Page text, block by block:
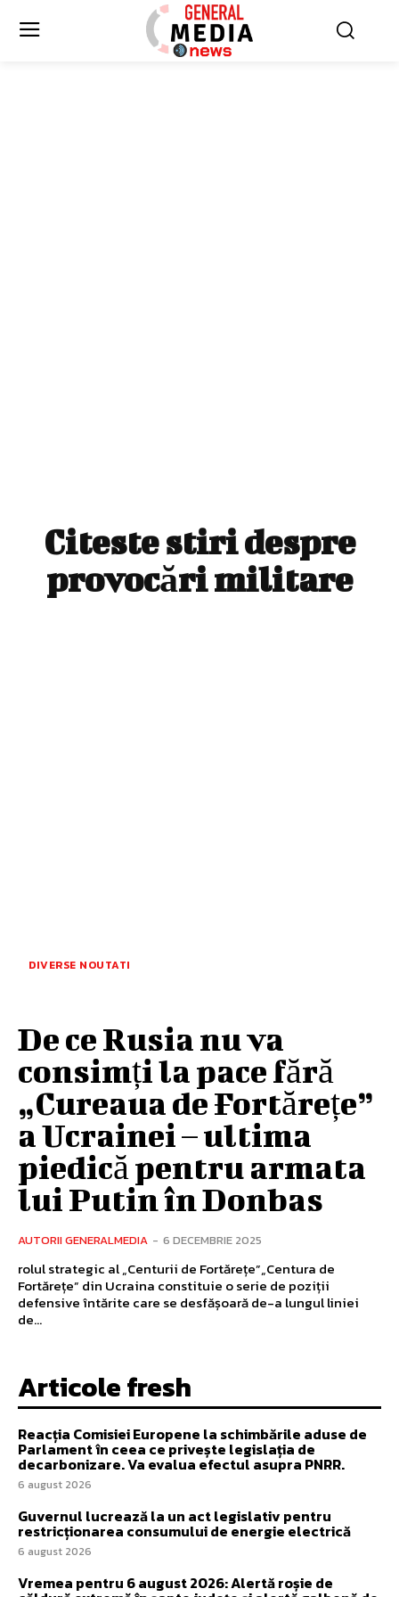
Citeste stiri despre
provocări militare
DIVERSE NOUTATI
De ce Rusia nu va
consimți la pace fără
„Cureaua de Fortărețe”
a Ucrainei – ultima
piedică pentru armata
lui Putin în Donbas
AUTORII GENERALMEDIA - 6 DECEMBRIE 2025
rolul strategic al „Centurii de Fortărețe”„Centura de
Fortărețe” din Ucraina constituie o serie de poziții
defensive întărite care se desfășoară de-a lungul liniei
de...
Articole fresh
Reacția Comisiei Europene la schimbările aduse de
Parlament în ceea ce privește legislația de
decarbonizare. Va evalua efectul asupra PNRR.
6 august 2026
Guvernul lucrează la un act legislativ pentru
restricționarea consumului de energie electrică
6 august 2026
Vremea pentru 6 august 2026: Alertă roșie de